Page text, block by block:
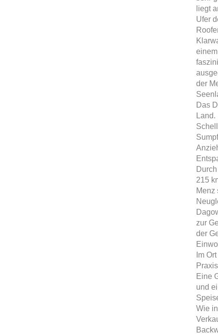
liegt
Ufer
einem
der
Das
215
Menz
zur
der
Im
Eine
und
Wie